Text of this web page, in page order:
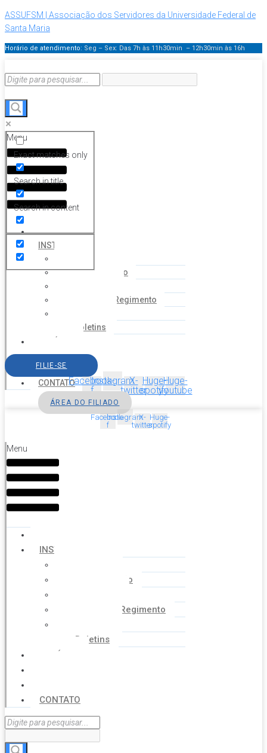
ASSUFSM | Associação dos Servidores da Universidade Federal de
Santa Maria
Horário de atendimento: Seg – Sex: Das 7h às 11h30min – 12h30min às 16h
Exact matches only
Search in title
Search in content
Menu
HOME
INSTITUCIONAL
Coordenação
Estatuto e Regimento
Boletins
SERVIÇOS
AGENDA
CONTATO
FILIE-SE
Facebook-
f
InstagramX-
twitter
Huge-
spotify
Huge-
youtube
ÁREA DO FILIADO
Facebook-
f
InstagramX-
twitter
Huge-
spotify
Menu
INSTITUCIONAL
Coordenação
Estatuto e Regimento
Boletins
NOTÍCIAS
CONTATO